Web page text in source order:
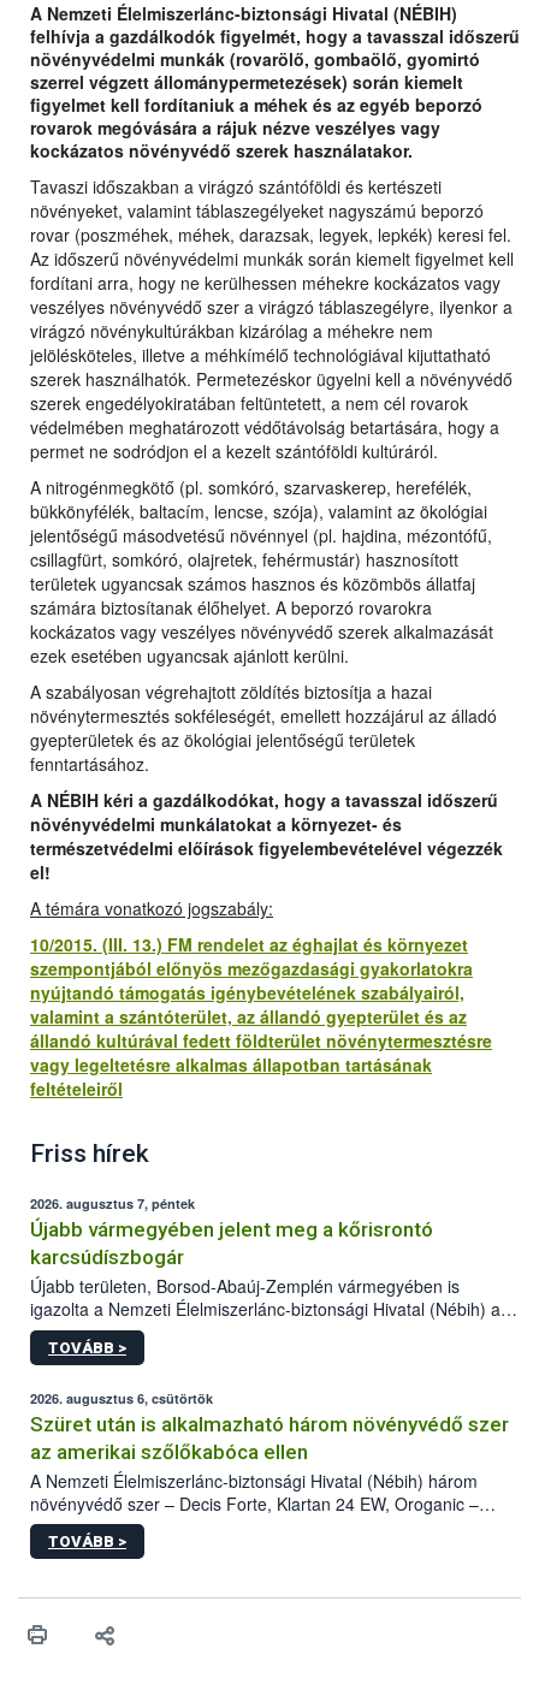
A Nemzeti Élelmiszerlánc-biztonsági Hivatal (NÉBIH)
felhívja a gazdálkodók figyelmét, hogy a tavasszal időszerű
növényvédelmi munkák (rovarölő, gombaölő, gyomirtó
szerrel végzett állománypermetezések) során kiemelt
figyelmet kell fordítaniuk a méhek és az egyéb beporzó
rovarok megóvására a rájuk nézve veszélyes vagy
kockázatos növényvédő szerek használatakor.
Tavaszi időszakban a virágzó szántóföldi és kertészeti
növényeket, valamint táblaszegélyeket nagyszámú beporzó
rovar (poszméhek, méhek, darazsak, legyek, lepkék) keresi fel.
Az időszerű növényvédelmi munkák során kiemelt figyelmet kell
fordítani arra, hogy ne kerülhessen méhekre kockázatos vagy
veszélyes növényvédő szer a virágzó táblaszegélyre, ilyenkor a
virágzó növénykultúrákban kizárólag a méhekre nem
jelölésköteles, illetve a méhkímélő technológiával kijuttatható
szerek használhatók. Permetezéskor ügyelni kell a növényvédő
szerek engedélyokiratában feltüntetett, a nem cél rovarok
védelmében meghatározott védőtávolság betartására, hogy a
permet ne sodródjon el a kezelt szántóföldi kultúráról.
A nitrogénmegkötő (pl. somkóró, szarvaskerep, herefélék,
bükkönyfélék, baltacím, lencse, szója), valamint az ökológiai
jelentőségű másodvetésű növénnyel (pl. hajdina, mézontófű,
csillagfürt, somkóró, olajretek, fehérmustár) hasznosított
területek ugyancsak számos hasznos és közömbös állatfaj
számára biztosítanak élőhelyet. A beporzó rovarokra
kockázatos vagy veszélyes növényvédő szerek alkalmazását
ezek esetében ugyancsak ajánlott kerülni.
A szabályosan végrehajtott zöldítés biztosítja a hazai
növénytermesztés sokféleségét, emellett hozzájárul az álladó
gyepterületek és az ökológiai jelentőségű területek
fenntartásához.
A NÉBIH kéri a gazdálkodókat, hogy a tavasszal időszerű
növényvédelmi munkálatokat a környezet- és
természetvédelmi előírások figyelembevételével végezzék
el!
A témára vonatkozó jogszabály:
10/2015. (III. 13.) FM rendelet az éghajlat és környezet
szempontjából előnyös mezőgazdasági gyakorlatokra
nyújtandó támogatás igénybevételének szabályairól,
valamint a szántóterület, az állandó gyepterület és az
állandó kultúrával fedett földterület növénytermesztésre
vagy legeltetésre alkalmas állapotban tartásának
feltételeiről
Friss hírek
2026. augusztus 7, péntek
Újabb vármegyében jelent meg a kőrisrontó
karcsúdíszbogár
Újabb területen, Borsod-Abaúj-Zemplén vármegyében is
igazolta a Nemzeti Élelmiszerlánc-biztonsági Hivatal (Nébih) a
kőrisrontó karcsúdíszbogár (Agrilus planipennis) jelenlétét. A
kártevőt nem csak színcsapdában találták meg, de már fertőzött
az intenzív felderítést, emellett az intézkedéseket a szlovák
hatósággal is összehangolják a terjedés megállítása érdekében.
TOVÁBB >
2026. augusztus 6, csütörtök
Szüret után is alkalmazható három növényvédő szer
az amerikai szőlőkabóca ellen
A Nemzeti Élelmiszerlánc-biztonsági Hivatal (Nébih) három
növényvédő szer – Decis Forte, Klartan 24 EW, Oroganic –
engedélyokiratát módosította, így azok a szüretet követően,
egészen a vesszőérettség (BBCH 91) stádiumáig
érésű szőlőkben is legyen lehetőség a károsító elleni további
felhasználók számára is elérhető és ökológiai termesztésben is
TOVÁBB >